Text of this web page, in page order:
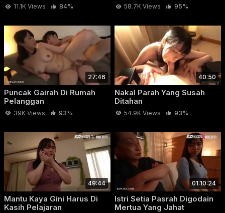
11.1K Views 84% 58.7K Views 95%
27:46
Puncak Gairah Di Rumah
Pelanggan
39K Views 93%
40:50
Nakal Parah Yang Susah
Ditahan
54.9K Views 93%
49:44
Mantu Kaya Gini Harus Di
Kasih Pelajaran
01:10:24
Istri Setia Pasrah Digodain
Mertua Yang Jahat